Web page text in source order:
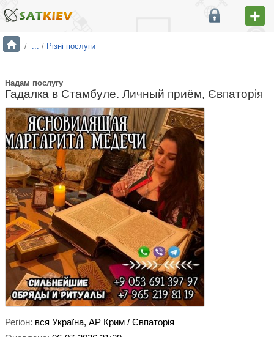
/ ... / Різні послуги
Надам послугу
Гадалка в Стамбуле. Личный приём, Євпаторія
Регіон: вся Україна, АР Крим / Євпаторія